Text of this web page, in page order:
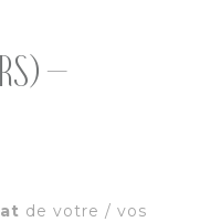
–
de votre / vos